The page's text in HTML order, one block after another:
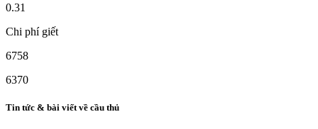
0.31
Chi phí giết
6758
6370
Tin tức & bài viết về cầu thủ